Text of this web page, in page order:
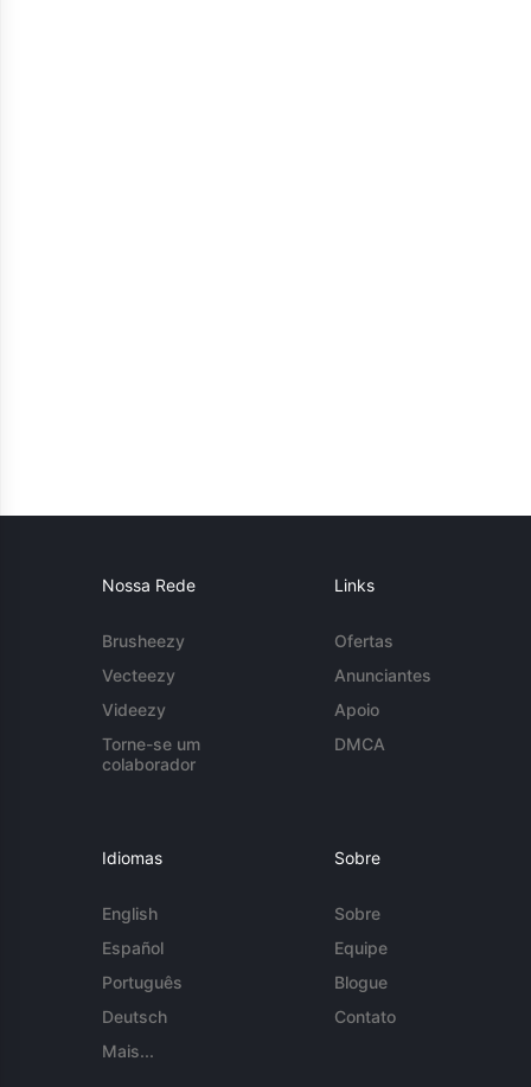
Nossa Rede
Brusheezy
Vecteezy
Videezy
Torne-se um
colaborador
Links
Ofertas
Anunciantes
Apoio
DMCA
Idiomas
English
Español
Português
Deutsch
Mais...
Sobre
Sobre
Equipe
Blogue
Contato